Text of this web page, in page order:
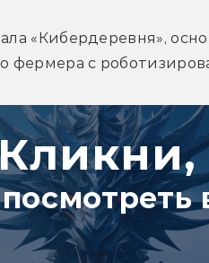
«Кибердеревня»,
фермера с